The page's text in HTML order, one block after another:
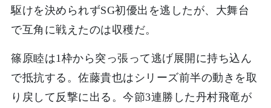
駆けを決められずSG初優出を逃したが、大舞台
で互角に戦えたのは収穫だ。
篠原睦は1枠から突っ張って逃げ展開に持ち込ん
で抵抗する。佐藤貴也はシリーズ前半の動きを取
り戻して反撃に出る。今節3連勝した丹村飛竜が